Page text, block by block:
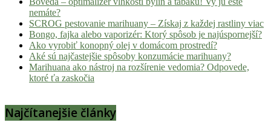
nemáte?
SCROG pestovanie marihuany – Získaj z každej rastliny viac
Bongo, fajka alebo vaporizér: Ktorý spôsob je najúspornejší?
Ako vyrobiť konopný olej v domácom prostredí?
Aké sú najčastejšie spôsoby konzumácie marihuany?
Marihuana ako nástroj na rozšírenie vedomia? Odpovede,
ktoré ťa zaskočia
Najčítanejšie články